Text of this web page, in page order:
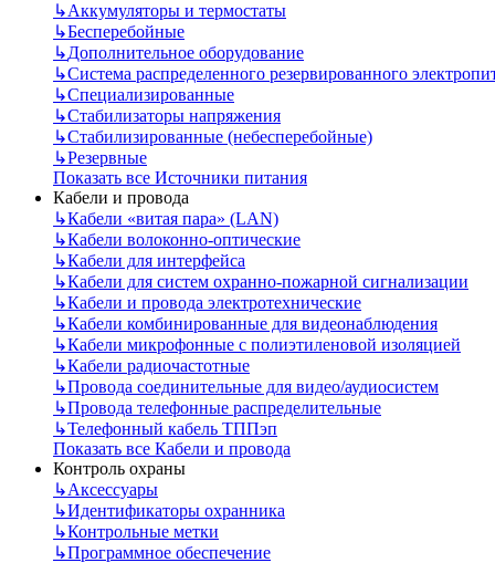
↳Аккумуляторы и термостаты
↳Бесперебойные
↳Дополнительное оборудование
↳Система распределенного резервированного
↳Специализированные
↳Стабилизаторы напряжения
↳Стабилизированные (небесперебойные)
↳Резервные
Показать все Источники питания
Кабели и провода
↳Кабели «витая пара» (LAN)
↳Кабели волоконно-оптические
↳Кабели для интерфейса
↳Кабели для систем охранно-пожарной сигнализации
↳Кабели и провода электротехнические
↳Кабели комбинированные для видеонаблюдения
↳Кабели микрофонные с полиэтиленовой изоляцией
↳Кабели радиочастотные
↳Провода соединительные для видео/аудиосистем
↳Провода телефонные распределительные
↳Телефонный кабель ТППэп
Показать все Кабели и провода
Контроль охраны
↳Аксессуары
↳Идентификаторы охранника
↳Контрольные метки
↳Программное обеспечение